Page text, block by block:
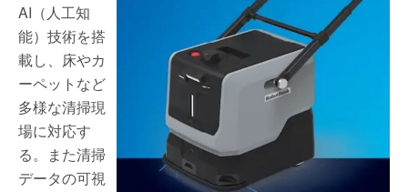
AI（人工知
能）技術を搭
載し、床やカ
ーペットなど
多様な清掃現
場に対応す
る。また清掃
データの可視